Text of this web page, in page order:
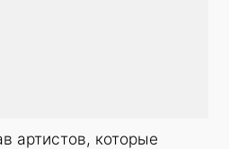
артистов, которые